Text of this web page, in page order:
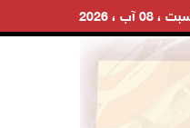
، 08 آب ، 2026